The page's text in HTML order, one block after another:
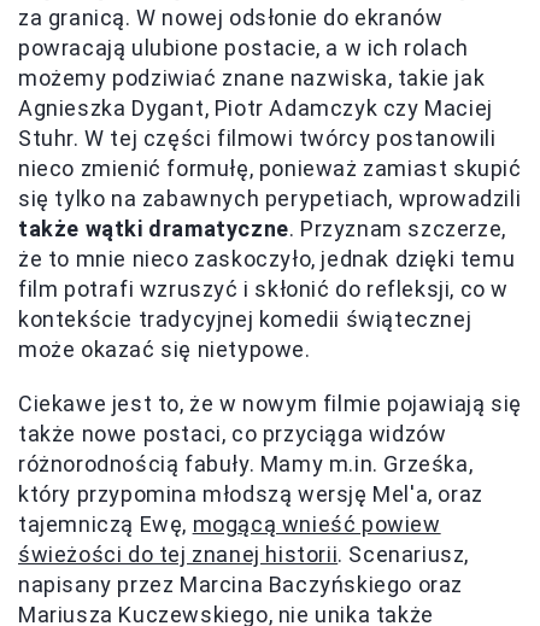
za granicą. W nowej odsłonie do ekranów
powracają ulubione postacie, a w ich rolach
możemy podziwiać znane nazwiska, takie jak
Agnieszka Dygant, Piotr Adamczyk czy Maciej
Stuhr. W tej części filmowi twórcy postanowili
nieco zmienić formułę, ponieważ zamiast skupić
się tylko na zabawnych perypetiach, wprowadzili
także wątki dramatyczne. Przyznam szczerze,
że to mnie nieco zaskoczyło, jednak dzięki temu
film potrafi wzruszyć i skłonić do refleksji, co w
kontekście tradycyjnej komedii świątecznej
może okazać się nietypowe.
Ciekawe jest to, że w nowym filmie pojawiają się
także nowe postaci, co przyciąga widzów
różnorodnością fabuły. Mamy m.in. Grześka,
który przypomina młodszą wersję Mel'a, oraz
tajemniczą Ewę, mogącą wnieść powiew
świeżości do tej znanej historii. Scenariusz,
napisany przez Marcina Baczyńskiego oraz
Mariusza Kuczewskiego, nie unika także